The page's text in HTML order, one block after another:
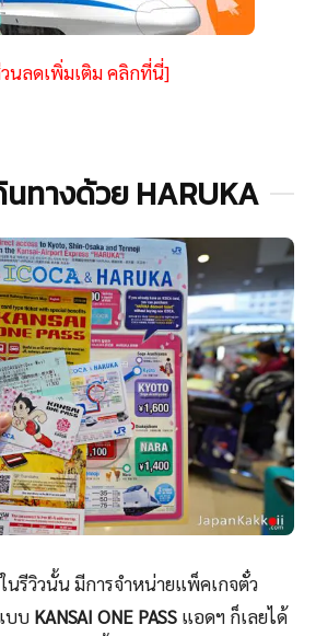
นลดเพิ่มเติม คลิกที่นี่]
นทางด้วย HARUKA
รีวิวนั้น มีการจำหน่ายแพ็คเกจตั๋ว
บ KANSAI ONE PASS แอดฯ ก็เลยได้